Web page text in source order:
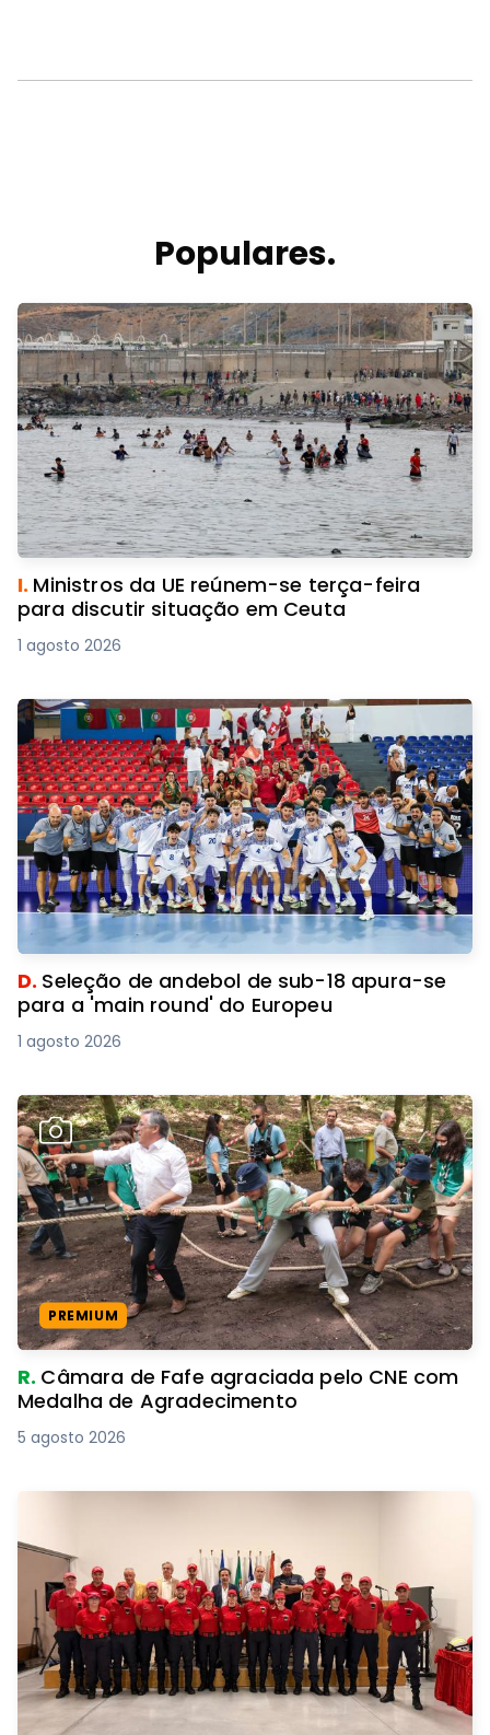
Populares.
I. Ministros da UE reúnem-se terça-feira
para discutir situação em Ceuta
1 agosto 2026
D. Seleção de andebol de sub-18 apura-se
para a 'main round' do Europeu
1 agosto 2026
PREMIUM
R. Câmara de Fafe agraciada pelo CNE com
Medalha de Agradecimento
5 agosto 2026